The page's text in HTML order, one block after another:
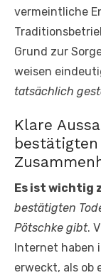
vermeintliche
Grund zur
weisen
tatsächlich
Klare
Es ist wichtig
bestätigten
Pötschke gibt.
Internet haben
erweckt, als ob